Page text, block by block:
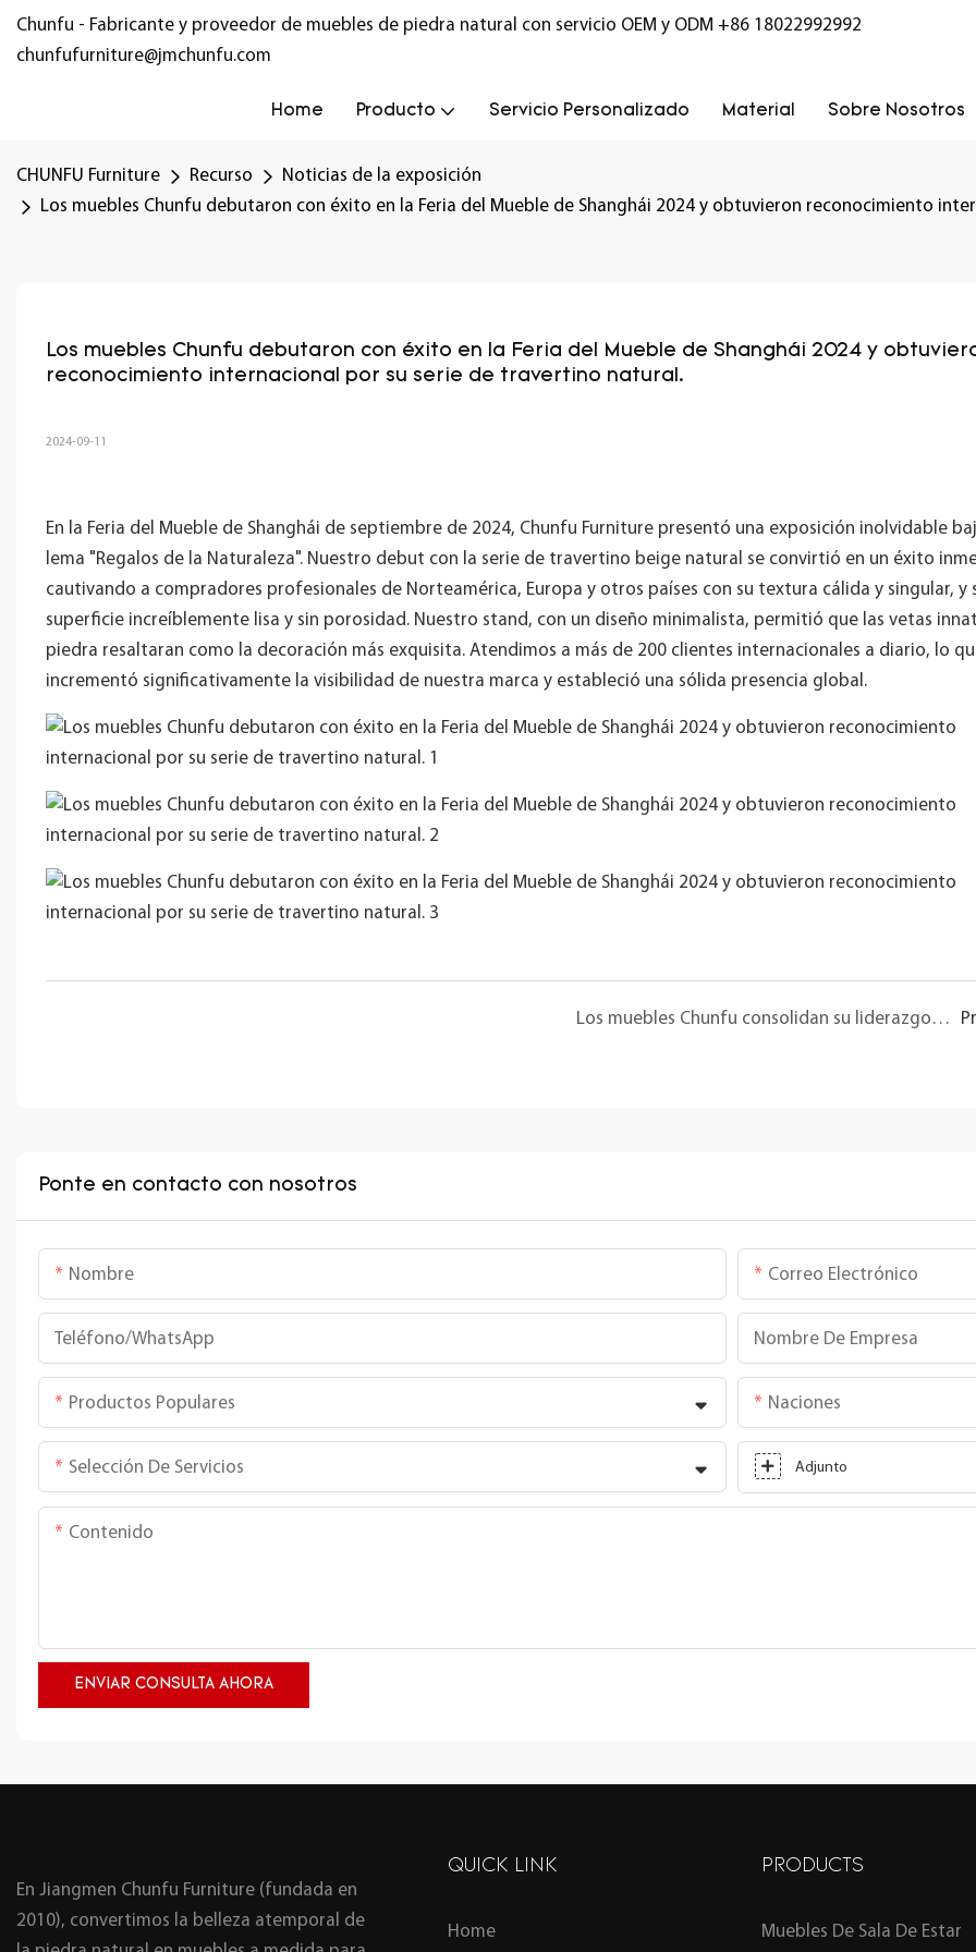
Chunfu - Fabricante y proveedor de muebles de piedra natural con servicio OEM y ODM +86 18022992992
chunfufurniture@jmchunfu.com
Home Producto Servicio Personalizado Material Sobre Nosotros
CHUNFU Furniture Recurso
Noticias de la exposición
Los muebles Chunfu debutaron con éxito en la Feria del Mueble de Shanghái 2024 y obtuvieron reconocimiento
Los muebles Chunfu debutaron con éxito en la Feria del Mueble de Shanghái 2024 y
reconocimiento internacional por su serie de travertino natural.
2024-09-11
En la Feria del Mueble de Shanghái de septiembre de 2024, Chunfu Furniture presentó una exposición inolvidable
lema "Regalos de la Naturaleza". Nuestro debut con la serie de travertino beige natural se convirtió en un éxito
cautivando a compradores profesionales de Norteamérica, Europa y otros países con su textura cálida y singular, y
superficie increíblemente lisa y sin porosidad. Nuestro stand, con un diseño minimalista, permitió que las vetas
piedra resaltaran como la decoración más exquisita. Atendimos a más de 200 clientes internacionales a diario, lo
incrementó significativamente la visibilidad de nuestra marca y estableció una sólida presencia global.
Los muebles Chunfu consolidan su liderazgo en el mercado en la Feria del Mueble de Shanghái 2025
Ponte en contacto con nosotros
Nombre Correo Electrónico
Teléfono/WhatsApp Nombre De Empresa
Productos Populares Naciones
Selección De Servicios Adjunto
Contenido
ENVIAR CONSULTA AHORA
En Jiangmen Chunfu Furniture (fundada en
2010), convertimos la belleza atemporal de
QUICK LINK
Home
PRODUCTS
Muebles De Sala De Estar